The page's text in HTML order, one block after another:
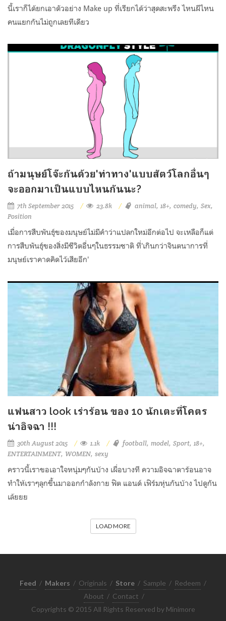
นี้เราก็ได้ยกเอาตัวอย่าง Make up ที่เรียกได้ว่าสุดสะพรึง ไหนผีไหน
คนแยกกันไม่ถูกเลยทีเดียว
ถ้ามนุษย์โจ๊ะกันด้วย'ท่าทาง'แบบสัตว์โลกอื่นๆ
จะออกมาเป็นแบบไหนกันนะ?
7th September 2015 23.8k animal 18+ comedy Sex
Position
เมื่อการสืบพันธุ์ของมนุษย์ไม่มีคำว่าแปลกใหม่อีกต่อไป จะเหลือก็แต่
การสืบพันธ์ุของสิ่งมีชีวิตอื่นๆในธรรมชาติ ที่'เกินกว่าจินตนาการที่
มนุษย์เราคาดคิดไว้เสียอีก'
แฟนสาว look เร่าร้อน ของ 10 นักเตะที่โคตร
น่าอิจฉา !!!
30th August 2015 1.1k football model Sport 18+
ENTERTAINMENT WOMEN sexy
คราวนี้เราขอเอาใจหนุ่มๆกันบ้าง เผื่อบางที ความอิจฉาตาร้อนอาจ
ทำให้เราๆลุกขึ้นมาออกกำลังกาย ฟิต แอนด์ เฟิร์มหุ่นกันบ้าง ไปดูกัน
เล้ยยย
LOAD MORE
Feed / Makers / Originals / Store / Sample / Redeem /
About / Contact /
Copyrights © 2015 All Rights Reserved by Minimore